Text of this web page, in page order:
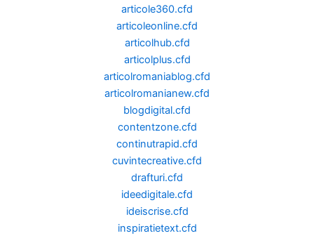
articole360.cfd
articoleonline.cfd
articolhub.cfd
articolplus.cfd
articolromaniablog.cfd
articolromanianew.cfd
blogdigital.cfd
contentzone.cfd
continutrapid.cfd
cuvintecreative.cfd
drafturi.cfd
ideedigitale.cfd
ideiscrise.cfd
inspiratietext.cfd